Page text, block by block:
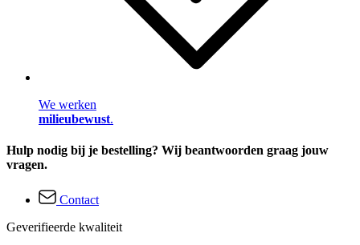
We werken
milieubewust.
Hulp nodig bij je bestelling? Wij beantwoorden graag jouw
vragen.
Contact
Geverifieerde kwaliteit